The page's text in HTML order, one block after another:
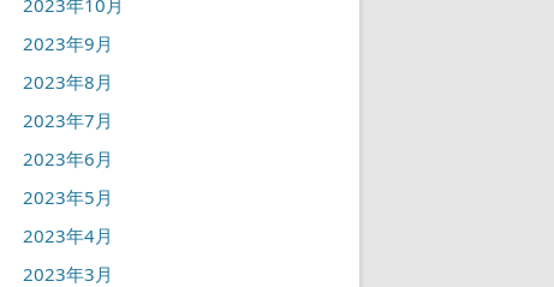
2023年10月
2023年9月
2023年8月
2023年7月
2023年6月
2023年5月
2023年4月
2023年3月